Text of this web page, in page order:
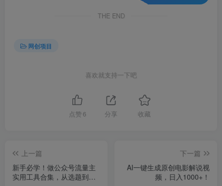
THE END
网创项目
喜欢就支持一下吧
点赞 6 分享 收藏
上一篇
新手必学！做公众号流量主
实用工具合集，从选题到变
下一篇
AI一键生成原创电影解说视
频，日入1000+！